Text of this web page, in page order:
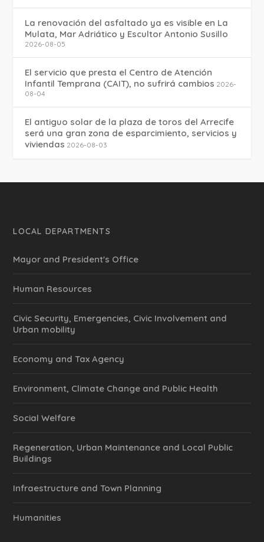
La renovación del asfaltado ya es visible en La
Mulata, Mar Adriático y Escultor Antonio Susillo
2026-08-05
El servicio que presta el Centro de Atención
Infantil Temprana (CAIT), no sufrirá cambios 2026-
08-04
El antiguo solar de la plaza de toros del Arrecife
será una gran zona de esparcimiento, servicios y
viviendas 2026-08-03
LOCAL DEPARTMENTS
Mayor and President's Office
Human Resources
Civic Security, Emergencies, Civic Involvement and
Urban mobility
Economy and Tax Agency
Environment, Climate Change and Public Health
Social Welfare
Regeneration, Urban Maintenance and Local Public
Buildings
Infraestructure and Town Planning
Humanities